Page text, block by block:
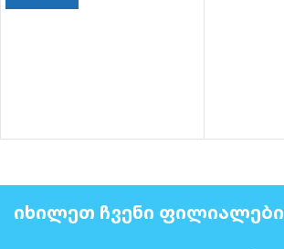
ᲘᲮᲘᲚᲔᲗ ᲩᲕᲔᲜᲘ ᲤᲘᲚᲘᲐᲚᲔᲑᲘ